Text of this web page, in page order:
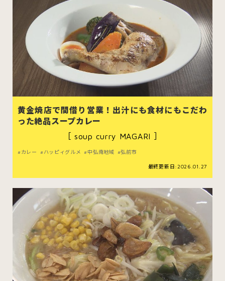
黄金焼店で間借り営業！出汁にも食材にもこだわ
った絶品スープカレー
［ soup curry MAGARI ］
カレー ハッピィグルメ 中弘南地域 弘前市
最終更新日:2026.01.27